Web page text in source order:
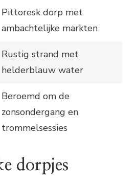
Pittoresk dorp met
ambachtelijke markten
Rustig strand met
helderblauw water
Beroemd om de
zonsondergang en
trommelsessies
dorpjes